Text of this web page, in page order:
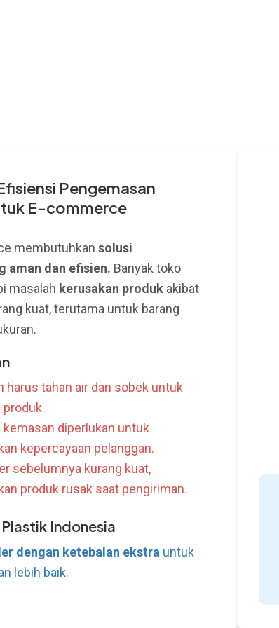
Pengemasan
E-commerce
membutuhkan solusi
aman dan efisien. Banyak toko
masalah kerusakan produk akibat
kuat, terutama untuk barang
harus tahan air dan sobek untuk
kemasan diperlukan untuk
kepercayaan pelanggan.
sebelumnya kurang kuat,
produk rusak saat pengiriman.
Indonesia
dengan ketebalan ekstra untuk
lebih baik.